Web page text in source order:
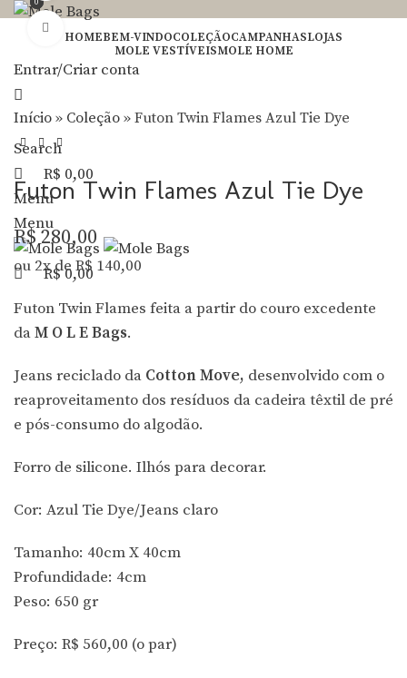
HOMEBEM-VINDOCOLEÇÃOCAMPANHASLOJAS
MOLE VESTÍVEISMOLE HOME
Entrar/Criar conta
Search
0
R$ 0,00
Menu
Menu
0
R$0,00
Início » Coleção » Futon Twin Flames Azul Tie Dye
Futon Twin Flames Azul Tie Dye
R$280,00
ou 2x deR$ 140,00
Futon Twin Flames feita a partir do couro excedente
daM O L E Bags.
Jeans reciclado da Cotton Move, desenvolvido com o
reaproveitamento dos resíduos da cadeira têxtil de pré
e pós-consumo do algodão.
Forro de silicone. Ilhós para decorar.
Cor: Azul Tie Dye/Jeans claro
Tamanho: 40cm X 40cm
Profundidade: 4cm
Peso: 650 gr
Preço: R$ 560,00 (o par)